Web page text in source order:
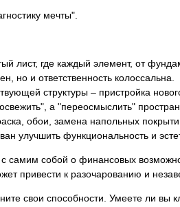
мечты".
лист, где каждый элемент, от
но и ответственность колоссальна.
структуры – пристройка
а "переосмыслить"
обои, замена напольных
улучшить функциональность и
с самим собой о финансовых
привести к разочарованию и
свои способности. Умеете ли вы